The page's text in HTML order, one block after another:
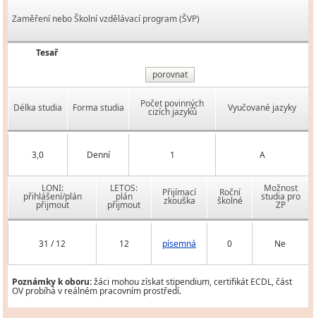
Zaměření nebo Školní vzdělávací program (ŠVP)
Tesař
porovnat
Délka studia Forma studia Počet povinných
cizích jazyků Vyučované jazyky
3,0 Denní 1 A
LONI:
přihlášení/plán
přijmout
LETOS:
plán
přijmout
Přijímací
zkouška
Roční
školné
Možnost
studia pro
ZP
31 / 12 12 písemná 0 Ne
Poznámky k oboru:žáci mohou získat stipendium, certifikát ECDL, část
OV probíhá v reálném pracovním prostředí.